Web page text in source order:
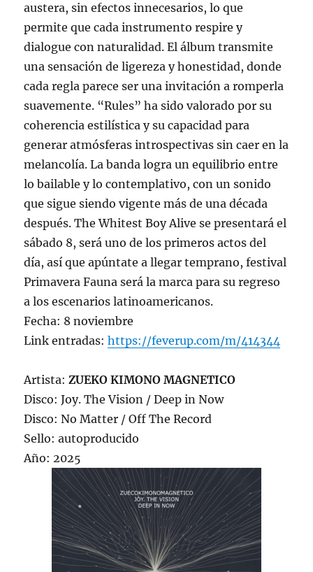
austera, sin efectos innecesarios, lo que
permite que cada instrumento respire y
dialogue con naturalidad. El álbum transmite
una sensación de ligereza y honestidad, donde
cada regla parece ser una invitación a romperla
suavemente. “Rules” ha sido valorado por su
coherencia estilística y su capacidad para
generar atmósferas introspectivas sin caer en la
melancolía. La banda logra un equilibrio entre
lo bailable y lo contemplativo, con un sonido
que sigue siendo vigente más de una década
después. The Whitest Boy Alive se presentará el
sábado 8, será uno de los primeros actos del
día, así que apúntate a llegar temprano, festival
Primavera Fauna será la marca para su regreso
a los escenarios latinoamericanos.
Fecha: 8 noviembre
Link entradas:https://feverup.com/m/414344
Artista:ZUEKO KIMONO MAGNETICO
Disco: Joy. The Vision / Deep in Now
Disco: No Matter / Off The Record
Sello: autoproducido
Año: 2025